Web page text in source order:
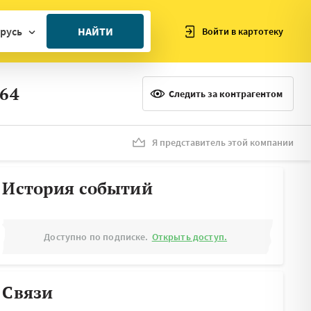
НАЙТИ Войти в картотеку
Следить за контрагентом
Я представитель этой компании
История событий
Доступно по подписке. Открыть доступ.
Связи